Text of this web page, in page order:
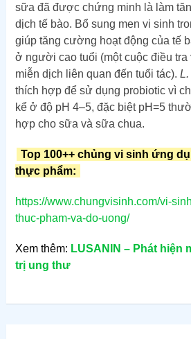
sữa đã được chứng minh là làm
dịch tế bào. Bổ sung men vi sinh
giúp tăng cường hoạt động của tế
ở người cao tuổi (một cuộc điều tra
miễn dịch liên quan đến tuổi tác). L.
thích hợp để sử dụng probiotic vì
kể ở độ pH 4–5, đặc biệt pH=5
hợp cho sữa và sữa chua.
Top 100++ chủng vi sinh ứng
thực phẩm:
https://www.chungvisinh.com/vi-
thuc-pham-va-do-uong/
Xem thêm: LUSANIN – Phát hiện
trị ung thư